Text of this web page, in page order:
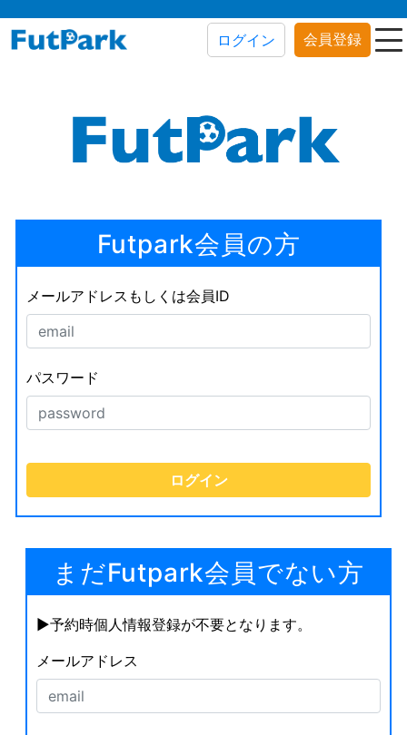
ログイン 会員登録
Futpark会員の方
メールアドレスもしくは会員ID
パスワード
まだFutpark会員でない方
▶︎予約時個人情報登録が不要となります。
メールアドレス